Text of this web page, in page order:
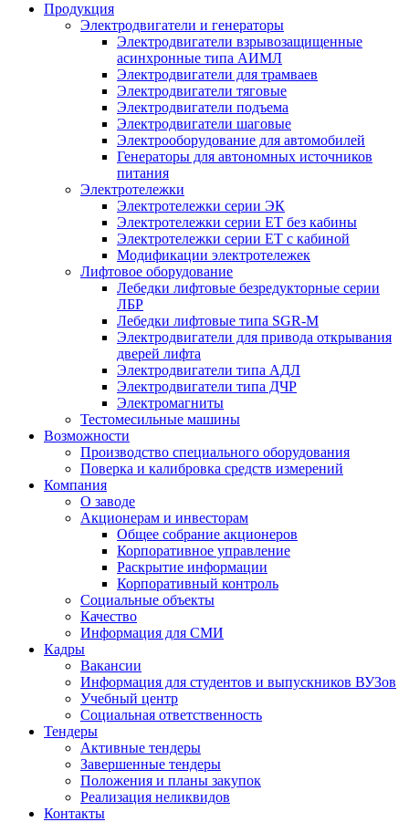
Продукция
Электродвигатели и генераторы
Электродвигатели взрывозащищенные
асинхронные типа АИМЛ
Электродвигатели для трамваев
Электродвигатели тяговые
Электродвигатели подъема
Электродвигатели шаговые
Электрооборудование для автомобилей
Генераторы для автономных источников
питания
Электротележки
Электротележки серии ЭК
Электротележки серии ЕТ без кабины
Электротележки серии ЕТ с кабиной
Модификации электротележек
Лифтовое оборудование
Лебедки лифтовые безредукторные серии
ЛБР
Лебедки лифтовые типа SGR-M
Электродвигатели для привода открывания
дверей лифта
Электродвигатели типа АДЛ
Электродвигатели типа ДЧР
Электромагниты
Тестомесильные машины
Возможности
Производство специального оборудования
Поверка и калибровка средств измерений
Компания
О заводе
Акционерам и инвесторам
Общее собрание акционеров
Корпоративное управление
Раскрытие информации
Корпоративный контроль
Социальные объекты
Качество
Информация для СМИ
Кадры
Вакансии
Информация для студентов и выпускников ВУЗов
Учебный центр
Социальная ответственность
Тендеры
Активные тендеры
Завершенные тендеры
Положения и планы закупок
Реализация неликвидов
Контакты